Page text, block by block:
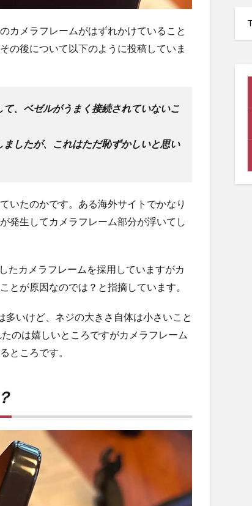
カメラフレームがはずれかけていること
の後について以下のように投稿していま
、ベゼルがうまく接続されていないこ
したが、これはただ恥ずかしいと思い
いたのかです。ある海外サイトでかなり
発生してカメラフレーム部分が浮いてし
たカメラフレームを採用していますがカ
とが原因なのでは？と指摘しています。
いけど、ネジの大きさ自体は小さいこと
のは嬉しいところですがカメラフレーム
ところです。